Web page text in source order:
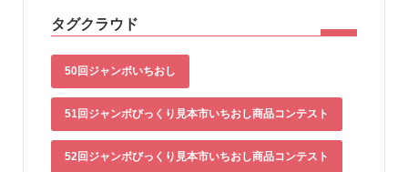
タグクラウド
50回ジャンボいちおし
51回ジャンボびっくり見本市いちおし商品コンテスト
52回ジャンボびっくり見本市いちおし商品コンテスト